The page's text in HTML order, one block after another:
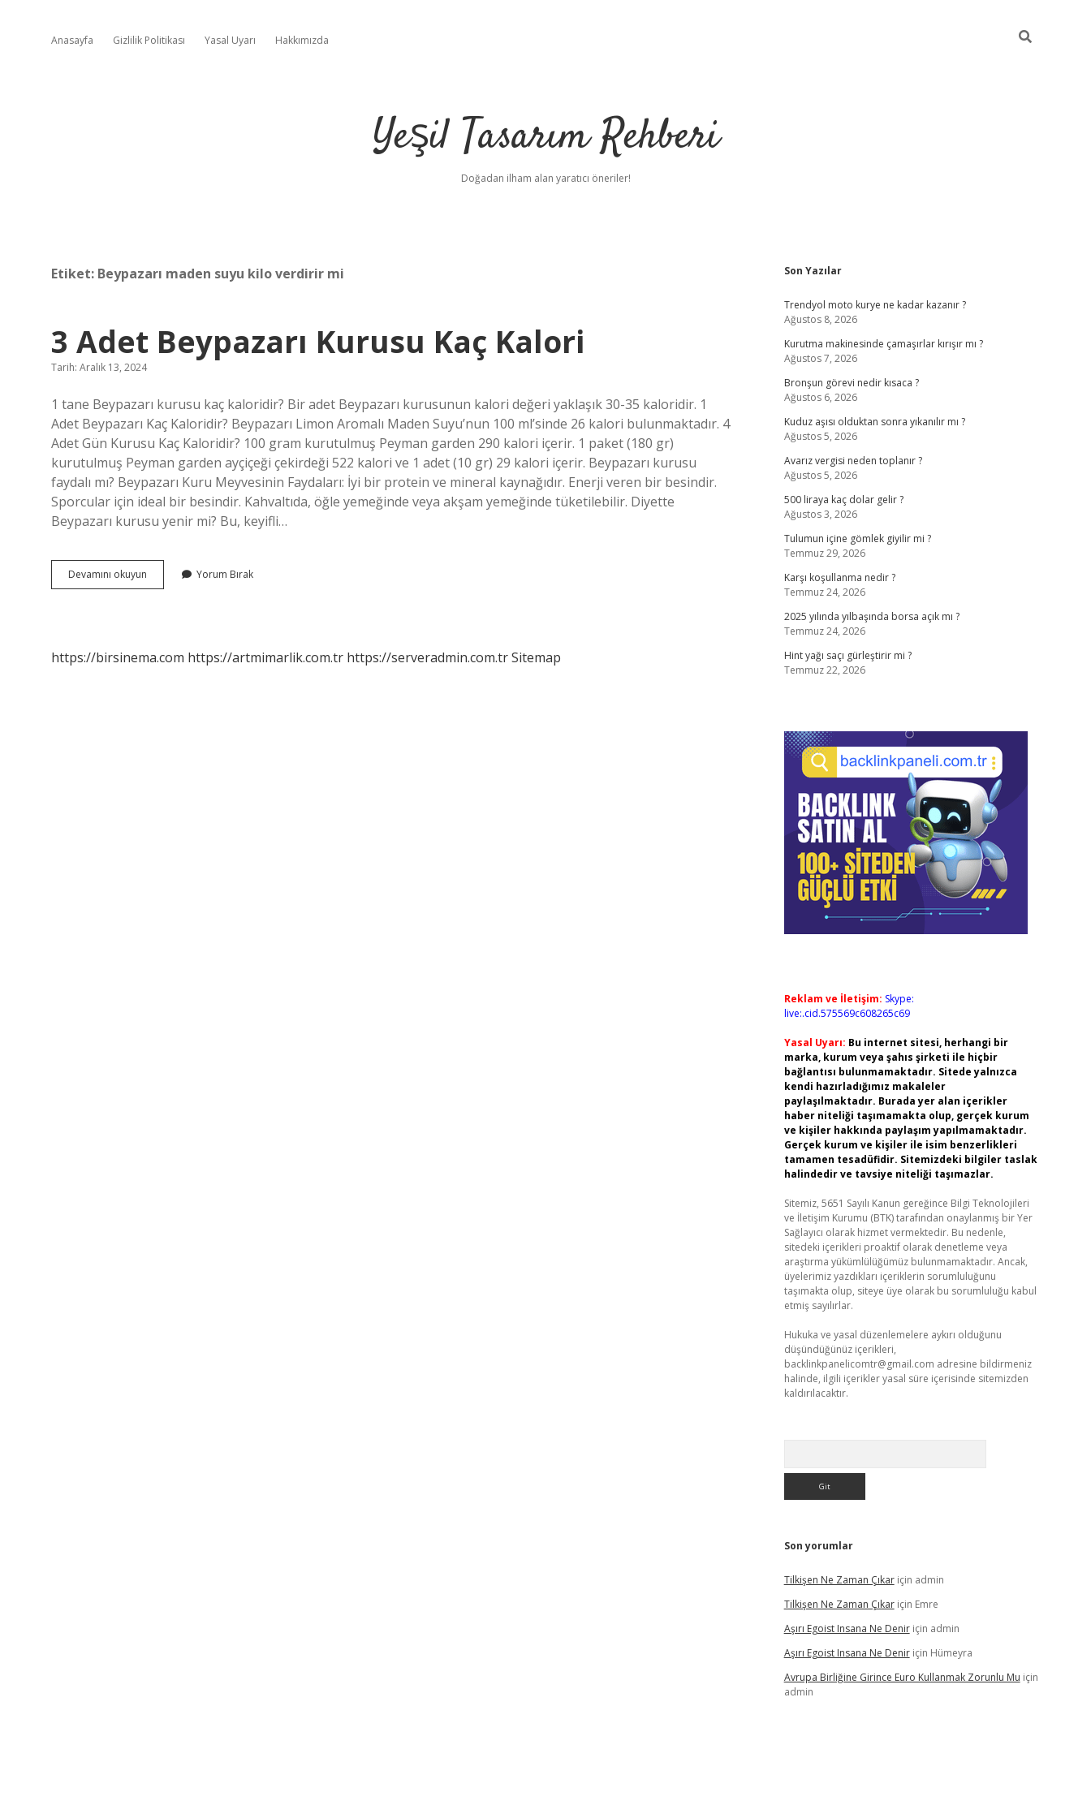
Anasayfa Gizlilik Politikası Yasal Uyarı Hakkımızda
Yeşil Tasarım Rehberi
Doğadan ilham alan yaratıcı öneriler!
Etiket: Beypazarı maden suyu kilo verdirir mi
3 Adet Beypazarı Kurusu Kaç Kalori
Tarih: Aralık 13, 2024
1 tane Beypazarı kurusu kaç kaloridir? Bir adet Beypazarı kurusunun kalori değeri yaklaşık 30-35 kaloridir. 1
Adet Beypazarı Kaç Kaloridir? Beypazarı Limon Aromalı Maden Suyu’nun 100 ml’sinde 26 kalori bulunmaktadır. 4
Adet Gün Kurusu Kaç Kaloridir? 100 gram kurutulmuş Peyman garden 290 kalori içerir. 1 paket (180 gr)
kurutulmuş Peyman garden ayçiçeği çekirdeği 522 kalori ve 1 adet (10 gr) 29 kalori içerir. Beypazarı kurusu
faydalı mı? Beypazarı Kuru Meyvesinin Faydaları: İyi bir protein ve mineral kaynağıdır. Enerji veren bir besindir.
Sporcular için ideal bir besindir. Kahvaltıda, öğle yemeğinde veya akşam yemeğinde tüketilebilir. Diyette
Beypazarı kurusu yenir mi? Bu, keyifli…
Devamını okuyun
Adet
Yorum Bırak
https://birsinema.com https://artmimarlik.com.tr https://serveradmin.com.trSitemap
Sidebar
Son Yazılar
Trendyol moto kurye ne kadar kazanır ?
Ağustos 8, 2026
Kurutma makinesinde çamaşırlar kırışır mı ?
Ağustos 7, 2026
Bronşun görevi nedir kısaca ?
Ağustos 6, 2026
Kuduz aşısı olduktan sonra yıkanılır mı ?
Ağustos 5, 2026
Avarız vergisi neden toplanır ?
Ağustos 5, 2026
500 liraya kaç dolar gelir ?
Ağustos 3, 2026
Tulumun içine gömlek giyilir mi ?
Temmuz 29, 2026
Karşı koşullanma nedir ?
Temmuz 24, 2026
2025 yılında yılbaşında borsa açık mı ?
Temmuz 24, 2026
Hint yağı saçı gürleştirir mi ?
Temmuz 22, 2026
Reklam ve İletişim: Skype:
live:.cid.575569c608265c69
Yasal Uyarı: Bu internet sitesi, herhangi bir
marka, kurum veya şahıs şirketi ile hiçbir
bağlantısı bulunmamaktadır. Sitede yalnızca
kendi hazırladığımız makaleler
paylaşılmaktadır. Burada yer alan içerikler
haber niteliği taşımamakta olup, gerçek kurum
ve kişiler hakkında paylaşım yapılmamaktadır.
Gerçek kurum ve kişiler ile isim benzerlikleri
tamamen tesadüfidir. Sitemizdeki bilgiler taslak
halindedir ve tavsiye niteliği taşımazlar.
Sitemiz, 5651 Sayılı Kanun gereğince Bilgi Teknolojileri
ve İletişim Kurumu (BTK) tarafından onaylanmış bir Yer
Sağlayıcı olarak hizmet vermektedir. Bu nedenle,
sitedeki içerikleri proaktif olarak denetleme veya
araştırma yükümlülüğümüz bulunmamaktadır. Ancak,
üyelerimiz yazdıkları içeriklerin sorumluluğunu
taşımakta olup, siteye üye olarak bu sorumluluğu kabul
etmiş sayılırlar.
Hukuka ve yasal düzenlemelere aykırı olduğunu
düşündüğünüz içerikleri,
backlinkpanelicomtr@gmail.com adresine bildirmeniz
halinde, ilgili içerikler yasal süre içerisinde sitemizden
kaldırılacaktır.
Son yorumlar
Tilkişen Ne Zaman Çıkariçin admin
Tilkişen Ne Zaman Çıkariçin Emre
Aşırı Egoist Insana Ne Deniriçin admin
Aşırı Egoist Insana Ne Deniriçin Hümeyra
Avrupa Birliğine Girince Euro Kullanmak Zorunlu Mu için
admin